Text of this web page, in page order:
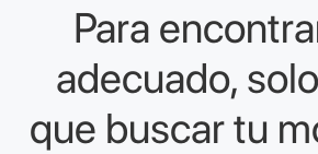
Para
adecuado,
que buscar tu